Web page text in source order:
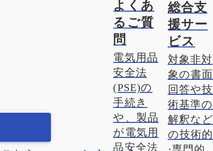
よくあ
るご質
問
電気用品
安全法
(PSE)の
手続き
や、製品
が電気用
品安全法
総合支
援サー
ビス
対象非対
象の書面
回答や技
術基準の
解釈など
の技術的